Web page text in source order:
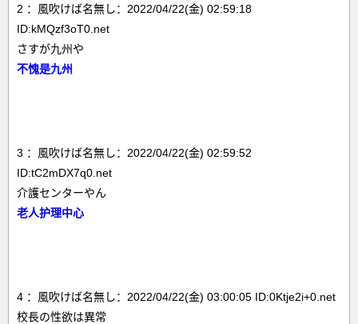
2 ：風吹けば名無し：2022/04/22(金) 02:59:18
ID:kMQzf3oT0.net
さすが九州や
不愧是九州
3 ：風吹けば名無し：2022/04/22(金) 02:59:52
ID:tC2mDX7q0.net
介護センターやん
老人护理中心
4 ：風吹けば名無し：2022/04/22(金) 03:00:05 ID:0Ktje2i+0.net
校長の性欲は異常